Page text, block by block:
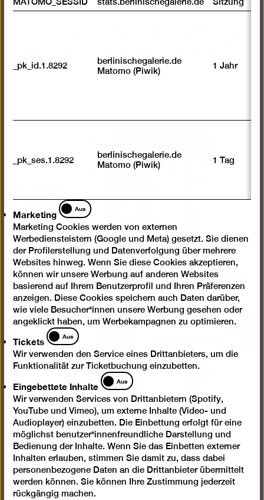
Kunsthaus Graz und der Liverpool Biennale zu sehen.
Bild
in
einer
in
einer
Lightbox
öffnen
_pk_id.1.8292
berlinischegalerie.de
Matomo (Piwik)
1 Jahr
_pk_ses.1.8292
berlinischegalerie.de
Matomo (Piwik)
1 Tag
Marketing
Marketing
Aus
Marketing Cookies werden von externen
Werbediensteistern (Google und Meta) gesetzt. Sie dienen
der Profilerstellung und Datenverfolgung über mehrere
Websites hinweg. Wenn Sie diese Cookies akzeptieren,
können wir unsere Werbung auf anderen Websites
basierend auf Ihrem Benutzerprofil und Ihren Präferenzen
anzeigen. Diese Cookies speichern auch Daten darüber,
wie viele Besucher*innen unsere Werbung gesehen oder
angeklickt haben, um Werbekampagnen zu optimieren.
Tickets
Tickets
Aus
Wir verwenden den Service eines Drittanbieters, um die
Funktionalität zur Ticketbuchung einzubetten.
Eingebettete Inhalte
Eingebettete
Inhalte
Aus
Wir verwenden Services von Drittanbietern (Spotify,
YouTube und Vimeo), um externe Inhalte (Video- und
Audioplayer) einzubetten. Die Einbettung erfolgt für eine
möglichst benutzer*innenfreundliche Darstellung und
Bedienung der Inhalte. Wenn Sie das Einbetten externer
Inhalten erlauben, stimmen Sie damit zu, dass dabei
personenbezogene Daten an die Drittanbieter übermittelt
werden können. Sie können Ihre Zustimmung jederzeit
rückgängig machen.